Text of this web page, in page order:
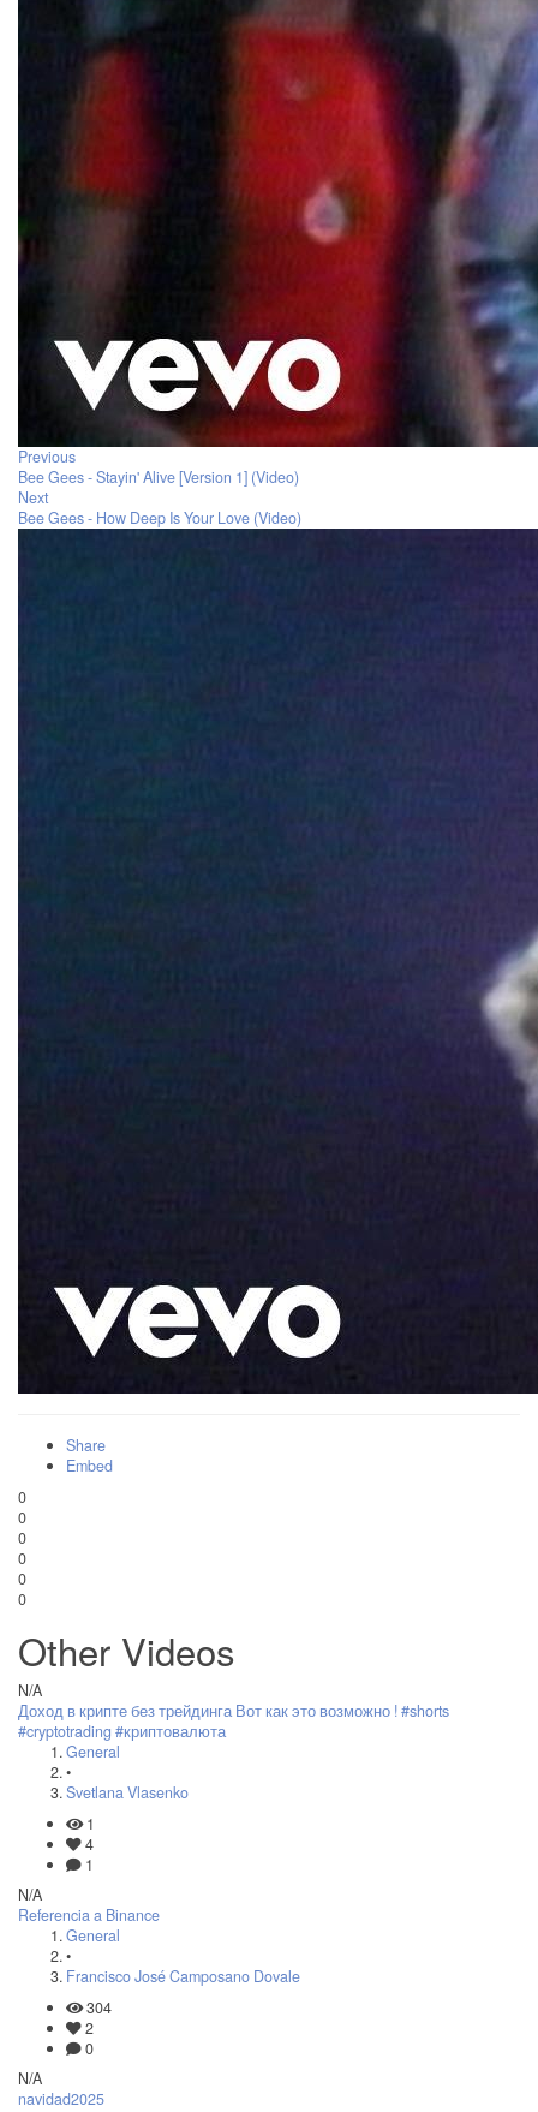
Previous
Bee Gees - Stayin' Alive [Version 1] (Video)
Next
Bee Gees - How Deep Is Your Love (Video)
Share
Embed
0
0
0
0
0
0
Other Videos
N/A
Доход в крипте без трейдинга Вот как это возможно ! #shorts
#cryptotrading #криптовалюта
General
•
Svetlana Vlasenko
1
4
1
N/A
Referencia a Binance
General
•
Francisco José Camposano Dovale
304
2
0
N/A
navidad2025